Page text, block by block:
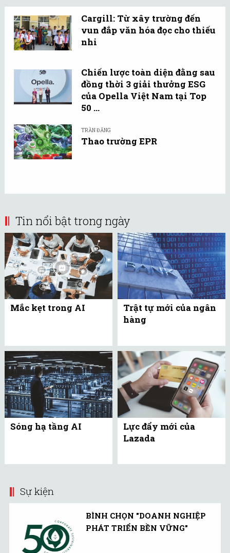
Cargill: Từ xây trường đến
vun đắp văn hóa đọc cho thiếu
nhi
Chiến lược toàn diện đằng sau
đồng thời 3 giải thưởng ESG
của Opella Việt Nam tại Top
50 ...
TRẦN ĐĂNG
Thao trường EPR
Tin nổi bật trong ngày
Mắc kẹt trong AI
Trật tự mới của ngân
hàng
Sóng hạ tầng AI
Lực đẩy mới của
Lazada
Sự kiện
BÌNH CHỌN "DOANH NGHIỆP
PHÁT TRIỂN BỀN VỮNG"